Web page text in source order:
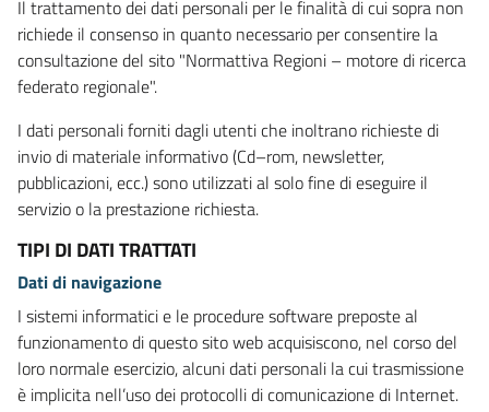
Il trattamento dei dati personali per le finalità di cui sopra non
richiede il consenso in quanto necessario per consentire la
consultazione del sito "Normattiva Regioni – motore di ricerca
federato regionale".
I dati personali forniti dagli utenti che inoltrano richieste di
invio di materiale informativo (Cd–rom, newsletter,
pubblicazioni, ecc.) sono utilizzati al solo fine di eseguire il
servizio o la prestazione richiesta.
TIPI DI DATI TRATTATI
Dati di navigazione
I sistemi informatici e le procedure software preposte al
funzionamento di questo sito web acquisiscono, nel corso del
loro normale esercizio, alcuni dati personali la cui trasmissione
è implicita nell’uso dei protocolli di comunicazione di Internet.